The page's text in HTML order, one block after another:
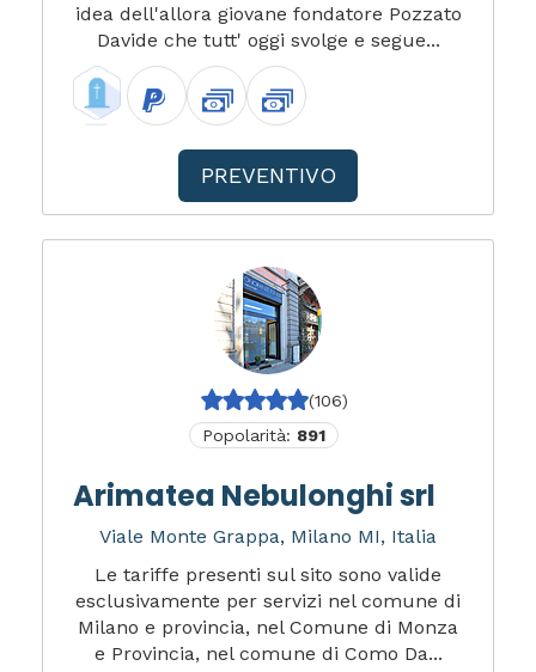
idea dell'allora giovane fondatore Pozzato
Davide che tutt' oggi svolge e segue...
PREVENTIVO
(106)
Popolarità: 891
Arimatea Nebulonghi srl
Viale Monte Grappa, Milano MI, Italia
Le tariffe presenti sul sito sono valide
esclusivamente per servizi nel comune di
Milano e provincia, nel Comune di Monza
e Provincia, nel comune di Como Da...